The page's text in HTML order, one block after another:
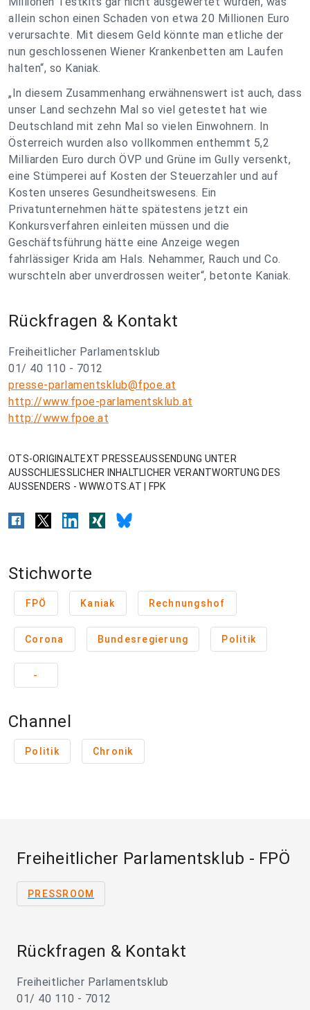
allein schon einen Schaden von etwa 20 Millionen Euro
verursachte. Mit diesem Geld könnte man etliche der
nun geschlossenen Wiener Krankenbetten am Laufen
halten“, so Kaniak.
„In diesem Zusammenhang erwähnenswert ist auch, dass
unser Land sechzehn Mal so viel getestet hat wie
Deutschland mit zehn Mal so vielen Einwohnern. In
Österreich wurden also vollkommen enthemmt 5,2
Milliarden Euro durch ÖVP und Grüne im Gully versenkt,
eine Stümperei auf Kosten der Steuerzahler und auf
Kosten unseres Gesundheitswesens. Ein
Privatunternehmen hätte spätestens jetzt ein
Konkursverfahren einleiten müssen und die
Geschäftsführung hätte eine Anzeige wegen
fahrlässiger Krida am Hals. Nehammer, Rauch und Co.
wurschteln aber unverdrossen weiter“, betonte Kaniak.
Rückfragen & Kontakt
Freiheitlicher Parlamentsklub
01/ 40 110 - 7012
presse-parlamentsklub@fpoe.at
http://www.fpoe-parlamentsklub.at
http://www.fpoe.at
OTS-ORIGINALTEXT PRESSEAUSSENDUNG UNTER
AUSSCHLIESSLICHER INHALTLICHER VERANTWORTUNG DES
AUSSENDERS - WWW.OTS.AT | FPK
Stichworte
FPÖ Kaniak Rechnungshof
Corona Bundesregierung Politik
-
Channel
Politik Chronik
Freiheitlicher Parlamentsklub - FPÖ
PRESSROOM
Rückfragen & Kontakt
Freiheitlicher Parlamentsklub
01/ 40 110 - 7012